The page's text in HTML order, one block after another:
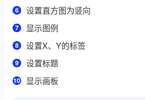
设置直方图为竖向
显示图例
设置X、Y的标签
设置标题
显示画板